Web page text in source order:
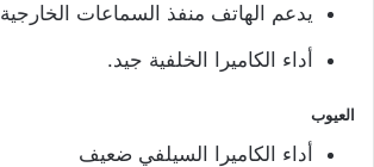
يدعم الهاتف منفذ السماعات الخارجية 3.5 ملم
أداء الكاميرا الخلفية جيد.
العيوب
أداء الكاميرا السيلفي ضعيف